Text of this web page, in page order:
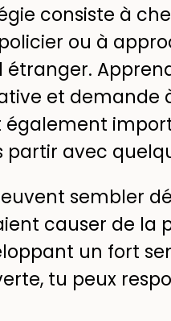
consiste à
ou à
étranger.
et demande
également
avec
sembler
causer de la
un fort
tu peux